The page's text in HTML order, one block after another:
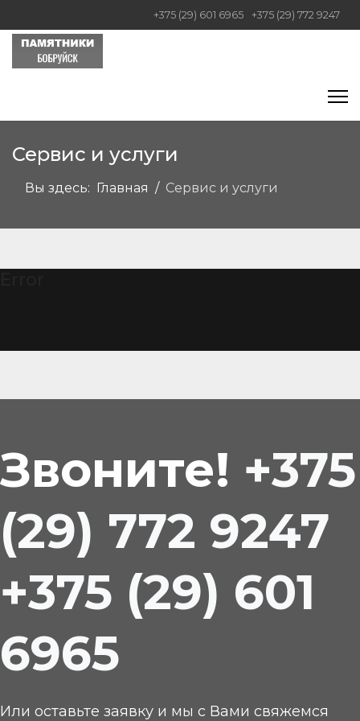
+375 (29) 601 6965 +375 (29) 772 9247
Сервис и услуги
Вы здесь: Главная Сервис и услуги
Звоните! +375
(29) 772 9247
+375 (29) 601
6965
Или оставьте заявку и мы с Вами свяжемся